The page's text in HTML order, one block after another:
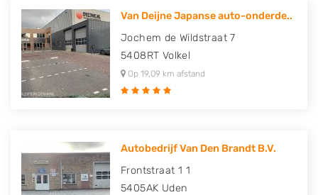
Van Deijne Japanse auto-onderde..
Jochem de Wildstraat 7
5408RT Volkel
Op 19,09 km afstand
Autobedrijf Van Den Brandt B.V.
Frontstraat 1 1
5405AK Uden